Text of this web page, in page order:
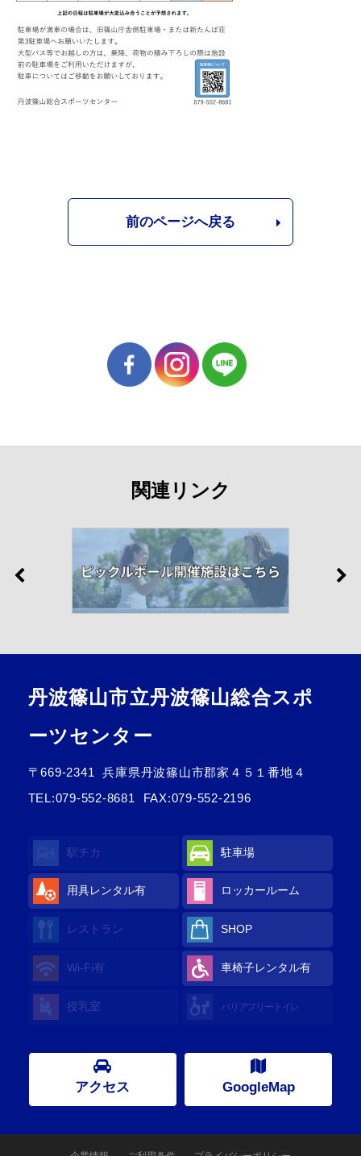
前のページへ戻る
関連リンク
丹波篠山市立丹波篠山総合スポ
ーツセンター
〒669-2341
兵庫県丹波篠山市郡家４５１番地４
TEL:079-552-8681 FAX:079-552-2196
駅チカ 駐車場
用具レンタル有 ロッカールーム
レストラン SHOP
Wi-Fi有 車椅子レンタル有
授乳室 バリアフリートイレ
アクセス GoogleMap